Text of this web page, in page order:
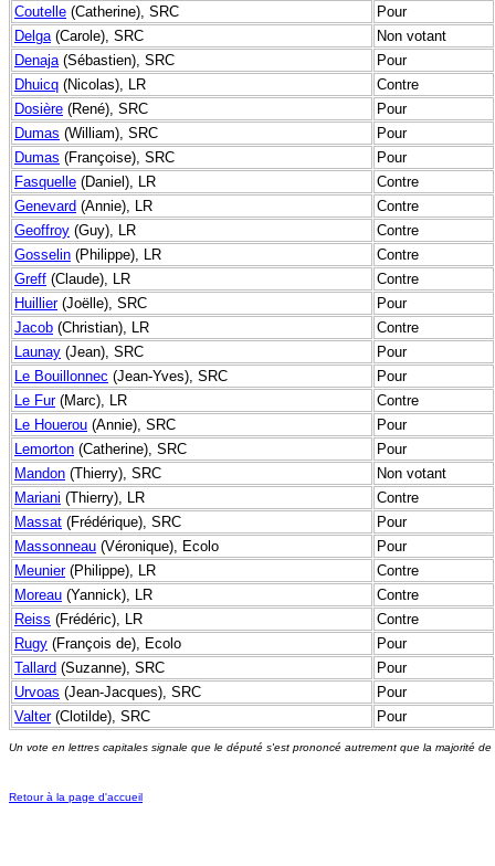
Coutelle (Catherine), SRC
Pour
Delga(Carole), SRC
Non votant
Denaja(Sébastien), SRC
Pour
Dhuicq (Nicolas), LR
Contre
Dosière (René), SRC
Pour
Dumas (William), SRC
Pour
Dumas (Françoise), SRC
Pour
Fasquelle (Daniel), LR
Contre
Genevard (Annie), LR
Contre
Geoffroy (Guy), LR
Contre
Gosselin (Philippe), LR
Contre
Greff (Claude), LR
Contre
Huillier(Joëlle), SRC
Pour
Jacob (Christian), LR
Contre
Launay (Jean), SRC
Pour
Le Bouillonnec (Jean-Yves), SRC
Pour
Le Fur(Marc), LR
Contre
Le Houerou (Annie), SRC
Pour
Lemorton (Catherine), SRC
Pour
Mandon (Thierry), SRC
Non votant
Mariani (Thierry), LR
Contre
Massat (Frédérique), SRC
Pour
Massonneau (Véronique), Ecolo
Pour
Meunier(Philippe), LR
Contre
Moreau (Yannick), LR
Contre
Reiss (Frédéric), LR
Contre
Rugy (François de), Ecolo
Pour
Tallard (Suzanne), SRC
Pour
Urvoas (Jean-Jacques), SRC
Pour
Valter(Clotilde), SRC Pour
Un vote en lettres capitales signale que le député s'est prononcé autrement que la majorité
Retour à la page d'accueil